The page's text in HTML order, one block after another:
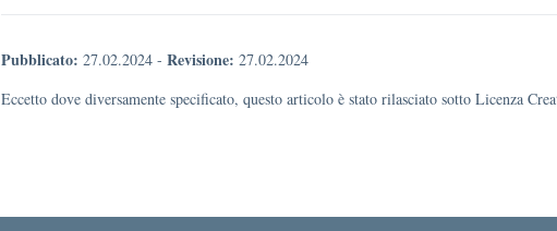
Pubblicato: 27.02.2024 - Revisione: 27.02.2024
Eccetto dove diversamente specificato, questo articolo è stato rilasciato sotto Licenza